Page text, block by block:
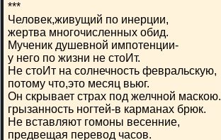
***
Человек,живущий по инерции,
жертва многочисленных обид.
Мученик душевной импотенции-
у него по жизни не стоИт.
Не стоИт на солнечность февральскую,
потому что,это месяц вьюг.
Он скрывает страх под желчной маскою.
грызанность ногтей-в карманах брюк.
Не вставляют гомоны весенние,
предвещая перевод часов.